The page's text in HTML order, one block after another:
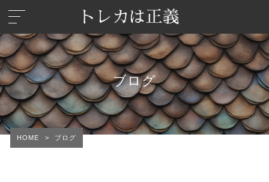
ブログ
HOME > ブログ